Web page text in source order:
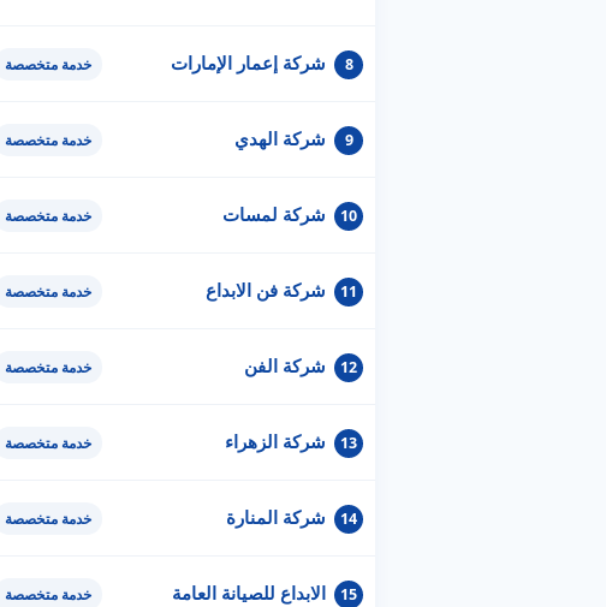
8 شركة إعمار الإمارات خدمة متخصصة
9 شركة الهدي خدمة متخصصة
10 شركة لمسات خدمة متخصصة
11 شركة فن الابداع خدمة متخصصة
12 شركة الفن خدمة متخصصة
13 شركة الزهراء خدمة متخصصة
14 شركة المنارة خدمة متخصصة
15 الابداع للصيانة العامة خدمة متخصصة